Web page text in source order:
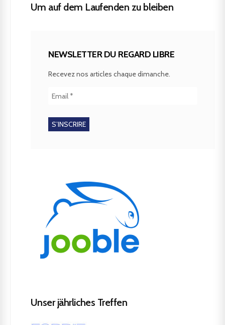
Um auf dem Laufenden zu bleiben
NEWSLETTER DU REGARD LIBRE
Recevez nos articles chaque dimanche.
Unser jährliches Treffen